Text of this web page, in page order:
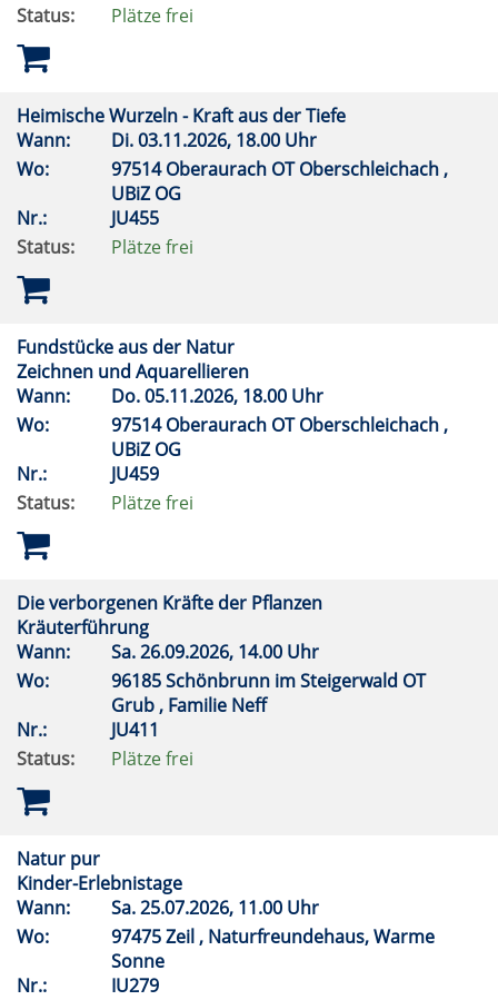
Status:
Plätze frei
Heimische Wurzeln - Kraft aus der Tiefe
Wann:
Di.03.11.2026, 18.00 Uhr
Wo:
97514 Oberaurach OT Oberschleichach ,
UBiZ OG
Nr.:
JU455
Status:
Plätze frei
Fundstücke aus der Natur
Zeichnen und Aquarellieren
Wann:
Do.05.11.2026, 18.00 Uhr
Wo:
97514 Oberaurach OT Oberschleichach ,
UBiZ OG
Nr.:
JU459
Status:
Plätze frei
Die verborgenen Kräfte der Pflanzen
Kräuterführung
Wann:
Sa.26.09.2026, 14.00 Uhr
Wo:
96185 Schönbrunn im Steigerwald OT
Grub , Familie Neff
Nr.:
JU411
Status:
Plätze frei
Natur pur
Kinder-Erlebnistage
Wann:
Sa.25.07.2026, 11.00 Uhr
Wo:
97475 Zeil , Naturfreundehaus, Warme
Sonne
Nr.:
IU279